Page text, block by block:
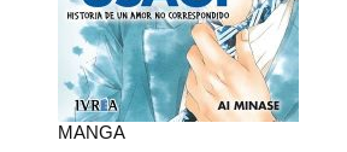
MANGA